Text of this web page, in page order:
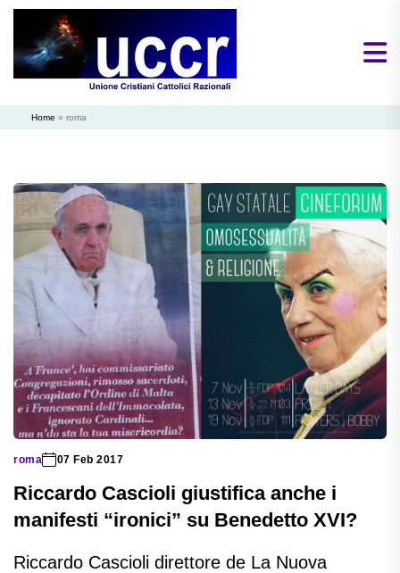
Home » roma
roma 07 Feb 2017
Riccardo Cascioli giustifica anche i
manifesti “ironici” su Benedetto XVI?
Riccardo Cascioli direttore de La Nuova